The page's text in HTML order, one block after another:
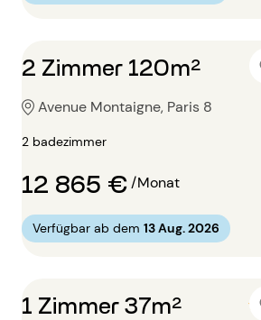
2 Zimmer 120m²
Avenue Montaigne, Paris 8
2 badezimmer
12 865 €/Monat
Verfügbar ab dem 13 Aug. 2026
1 Zimmer 37m²